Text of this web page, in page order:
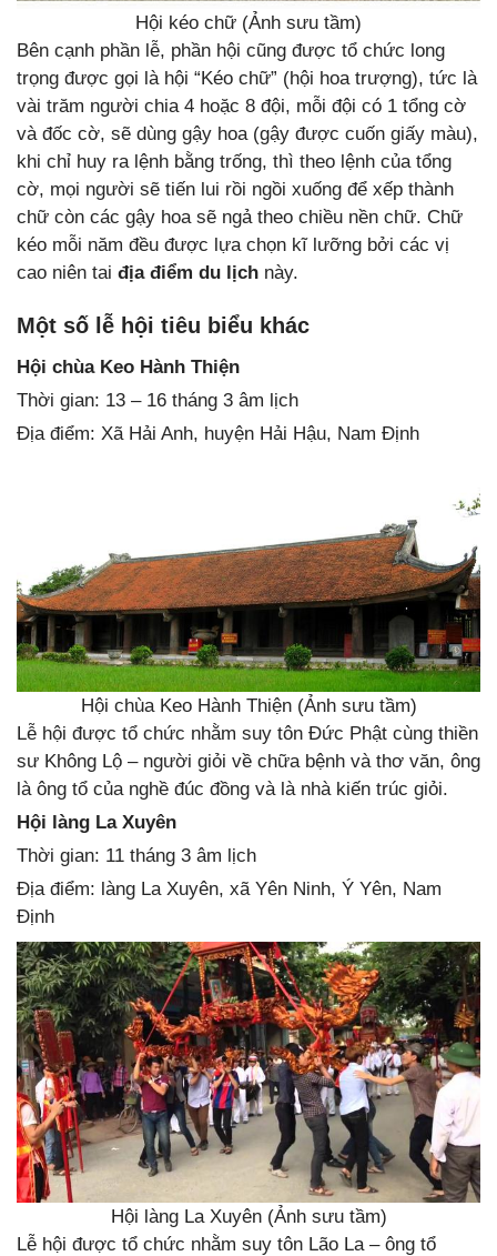
Hội kéo chữ (Ảnh sưu tầm)
Bên cạnh phần lễ, phần hội cũng được tổ chức long
trọng được gọi là hội “Kéo chữ” (hội hoa trượng), tức là
vài trăm người chia 4 hoặc 8 đội, mỗi đội có 1 tổng cờ
và đốc cờ, sẽ dùng gậy hoa (gậy được cuốn giấy màu),
khi chỉ huy ra lệnh bằng trống, thì theo lệnh của tổng
cờ, mọi người sẽ tiến lui rồi ngồi xuống để xếp thành
chữ còn các gậy hoa sẽ ngả theo chiều nền chữ. Chữ
kéo mỗi năm đều được lựa chọn kĩ lưỡng bởi các vị
cao niên tai địa điểm du lịch này.
Một số lễ hội tiêu biểu khác
Hội chùa Keo Hành Thiện
Thời gian: 13 – 16 tháng 3 âm lịch
Địa điểm: Xã Hải Anh, huyện Hải Hậu, Nam Định
Hội chùa Keo Hành Thiện (Ảnh sưu tầm)
Lễ hội được tổ chức nhằm suy tôn Đức Phật cùng thiền
sư Không Lộ – người giỏi về chữa bệnh và thơ văn, ông
là ông tổ của nghề đúc đồng và là nhà kiến trúc giỏi.
Hội làng La Xuyên
Thời gian: 11 tháng 3 âm lịch
Địa điểm: làng La Xuyên, xã Yên Ninh, Ý Yên, Nam
Định
Hội làng La Xuyên (Ảnh sưu tầm)
Lễ hội được tổ chức nhằm suy tôn Lão La – ông tổ